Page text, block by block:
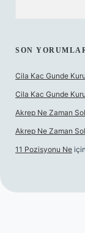
SON
Cila Kac Gunde
Cila Kac Gunde
Akrep Ne Zaman
Akrep Ne Zaman
11 Pozisyonu Ne için